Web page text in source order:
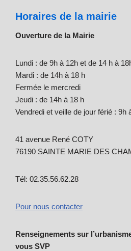
Horaires de la mairie
Ouverture de la Mairie
Lundi : de 9h à 12h et de 14 h à
Mardi : de 14h à 18 h
Fermée le mercredi
Jeudi : de 14h à 18 h
Vendredi et veille de jour férié : 9h
41 avenue René COTY
76190 SAINTE MARIE DES
Tél: 02.35.56.62.28
Pour nous contacter
Renseignements sur
vous SVP